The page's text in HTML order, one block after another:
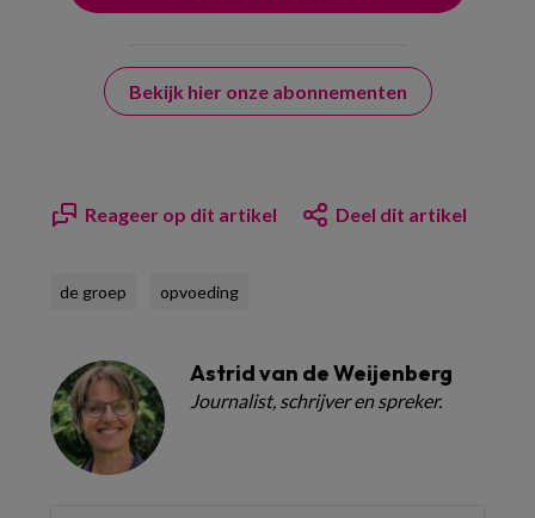
Bekijk hier onze abonnementen
Reageer op dit artikel Deel dit artikel
de groep opvoeding
Astrid van de Weijenberg
Journalist, schrijver en spreker.